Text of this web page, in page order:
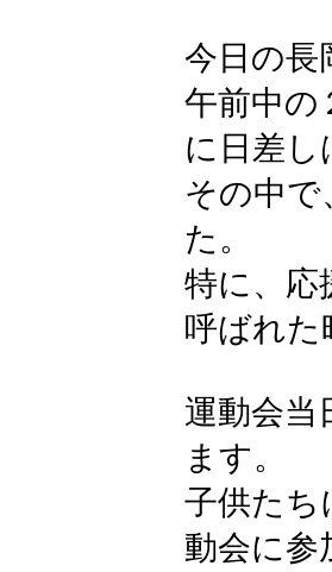
今日の長
午前中の
に日差
その中
た。
特に、応
呼ばれた
運動会当
ます。
子供たち
動会に参